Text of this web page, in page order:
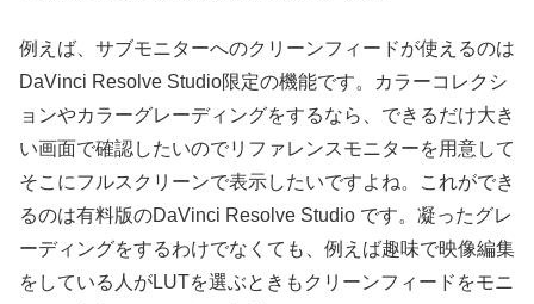
例えば、サブモニターへのクリーンフィードが使えるのは
DaVinci Resolve Studio限定の機能です。カラーコレクシ
ョンやカラーグレーディングをするなら、できるだけ大き
い画面で確認したいのでリファレンスモニターを用意して
そこにフルスクリーンで表示したいですよね。これができ
るのは有料版のDaVinci Resolve Studio です。凝ったグレ
ーディングをするわけでなくても、例えば趣味で映像編集
をしている人がLUTを選ぶときもクリーンフィードをモニ